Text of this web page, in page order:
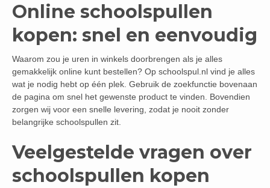
Online schoolspullen
kopen: snel en eenvoudig
Waarom zou je uren in winkels doorbrengen als je alles
gemakkelijk online kunt bestellen? Op schoolspul.nl vind je alles
wat je nodig hebt op één plek. Gebruik de zoekfunctie bovenaan
de pagina om snel het gewenste product te vinden. Bovendien
zorgen wij voor een snelle levering, zodat je nooit zonder
belangrijke schoolspullen zit.
Veelgestelde vragen over
schoolspullen kopen